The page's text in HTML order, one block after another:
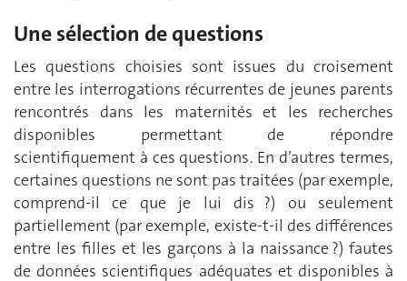
Une sélection de questions
Les questions choisies sont issues du croisement
entre les interrogations récurrentes de jeunes parents
rencontrés dans les maternités et les recherches
disponibles permettant de répondre
scientifiquement à ces questions. En d’autres termes,
certaines questions ne sont pas traitées (par exemple,
comprend-il ce que je lui dis ?) ou seulement
partiellement (par exemple, existe-t-il des différences
entre les filles et les garçons à la naissance ?) fautes
de données scientifiques adéquates et disponibles à